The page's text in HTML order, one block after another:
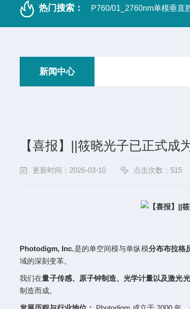
热门搜索： P760/01_2760nm单模垂直
新闻中心
【喜报】||筱晓光子已正式成
更新时间：2026-03-10 点击次数：515
Photodigm, Inc.是的单空间模与单纵模分布布拉格
域的深刻变革。
我们在量子传感、原子钟制造、光学计量以及激光
制造而成。